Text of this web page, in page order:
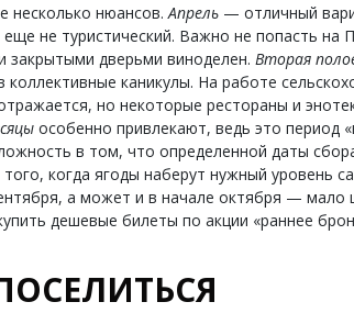
несколько нюансов.Апрель — отличный
не туристический. Важно не попасть на
закрытыми дверьми виноделен. Вторая
коллективные каникулы. На работе
но некоторые рестораны и
особенно привлекают, ведь это период
в том, что определенной даты
того, когда ягоды наберут нужный уровень
а может и в начале октября — мало
дешевые билеты по акции «раннее